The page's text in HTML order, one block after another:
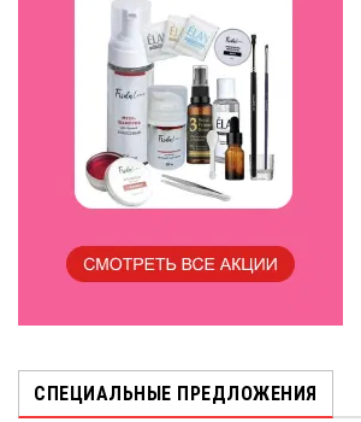
СПЕЦИАЛЬНЫЕ ПРЕДЛОЖЕНИЯ